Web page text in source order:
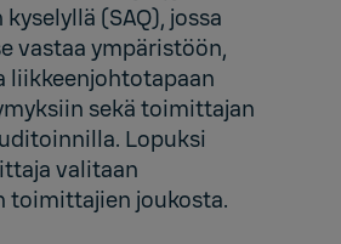
(SAQ), jossa
vastaa ympäristöön,
liikkeenjohtotapaan
sekä toimittajan
Lopuksi
valitaan
toimittajien joukosta.